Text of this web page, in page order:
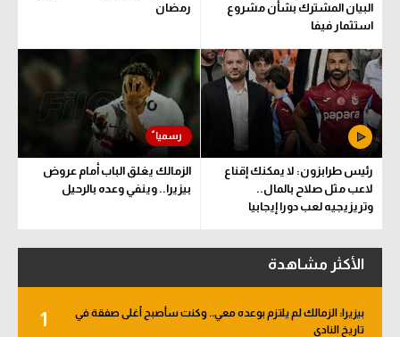
البيان المشترك بشأن مشروع
استثمار فيفا
رمضان
رئيس طرابزون: لا يمكنك إقناع
لاعب مثل صلاح بالمال..
وتريزيجيه لعب دورا إيجابيا
الزمالك يغلق الباب أمام عروض
بيزيرا.. وينفي وعده بالرحيل
الأكثر مشاهدة
1
بيزيرا: الزمالك لم يلتزم بوعده معي.. وكنت سأصبح أغلى صفقة في
تاريخ النادي